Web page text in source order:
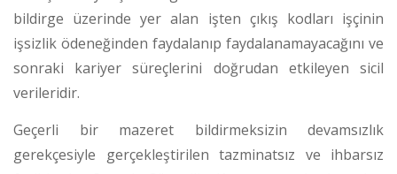
bildirge üzerinde yer alan işten çıkış kodları işçinin
işsizlik ödeneğinden faydalanıp faydalanamayacağını ve
sonraki kariyer süreçlerini doğrudan etkileyen sicil
verileridir.
Geçerli bir mazeret bildirmeksizin devamsızlık
gerekçesiyle gerçekleştirilen tazminatsız ve ihbarsız